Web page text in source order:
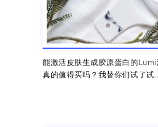
能激活皮肤生成胶原蛋白的Lumi
真的值得买吗？我替你们试了试